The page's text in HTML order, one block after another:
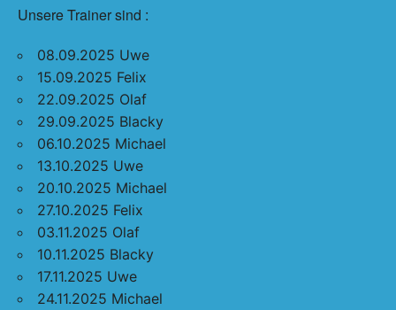
Unsere Trainer sind :
08.09.2025 Uwe
15.09.2025 Felix
22.09.2025 Olaf
29.09.2025 Blacky
06.10.2025 Michael
13.10.2025 Uwe
20.10.2025 Michael
27.10.2025 Felix
03.11.2025 Olaf
10.11.2025 Blacky
17.11.2025 Uwe
24.11.2025 Michael